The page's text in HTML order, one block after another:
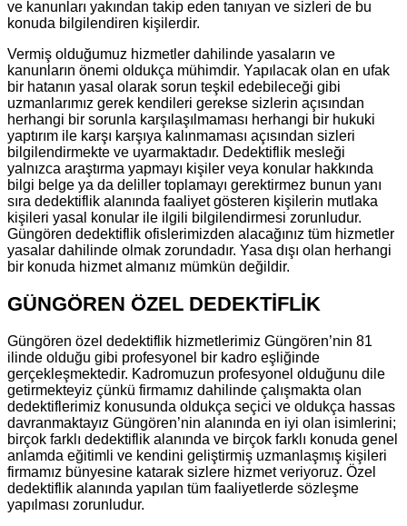
ve kanunları yakından takip eden tanıyan ve sizleri de bu
konuda bilgilendiren kişilerdir.
Vermiş olduğumuz hizmetler dahilinde yasaların ve
kanunların önemi oldukça mühimdir. Yapılacak olan en ufak
bir hatanın yasal olarak sorun teşkil edebileceği gibi
uzmanlarımız gerek kendileri gerekse sizlerin açısından
herhangi bir sorunla karşılaşılmaması herhangi bir hukuki
yaptırım ile karşı karşıya kalınmaması açısından sizleri
bilgilendirmekte ve uyarmaktadır. Dedektiflik mesleği
yalnızca araştırma yapmayı kişiler veya konular hakkında
bilgi belge ya da deliller toplamayı gerektirmez bunun yanı
sıra dedektiflik alanında faaliyet gösteren kişilerin mutlaka
kişileri yasal konular ile ilgili bilgilendirmesi zorunludur.
Güngören dedektiflik ofislerimizden alacağınız tüm hizmetler
yasalar dahilinde olmak zorundadır. Yasa dışı olan herhangi
bir konuda hizmet almanız mümkün değildir.
GÜNGÖREN ÖZEL DEDEKTİFLİK
Güngören özel dedektiflik hizmetlerimiz Güngören’nin 81
ilinde olduğu gibi profesyonel bir kadro eşliğinde
gerçekleşmektedir. Kadromuzun profesyonel olduğunu dile
getirmekteyiz çünkü firmamız dahilinde çalışmakta olan
dedektiflerimiz konusunda oldukça seçici ve oldukça hassas
davranmaktayız Güngören’nin alanında en iyi olan isimlerini;
birçok farklı dedektiflik alanında ve birçok farklı konuda genel
anlamda eğitimli ve kendini geliştirmiş uzmanlaşmış kişileri
firmamız bünyesine katarak sizlere hizmet veriyoruz. Özel
dedektiflik alanında yapılan tüm faaliyetlerde sözleşme
yapılması zorunludur.